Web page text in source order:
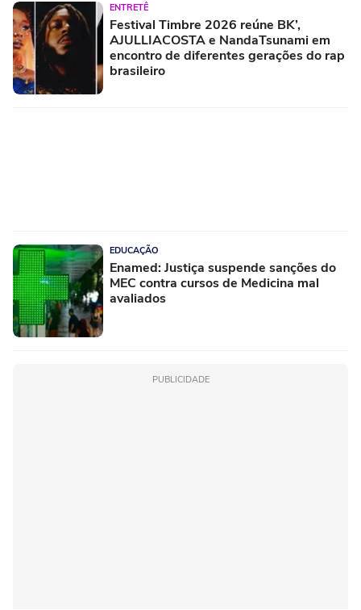
ENTRETÊ
Festival Timbre 2026 reúne BK’,
AJULLIACOSTA e NandaTsunami em
encontro de diferentes gerações do rap
brasileiro
EDUCAÇÃO
Enamed: Justiça suspende sanções do
MEC contra cursos de Medicina mal
avaliados
PUBLICIDADE